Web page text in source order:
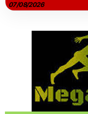
07/08/2026